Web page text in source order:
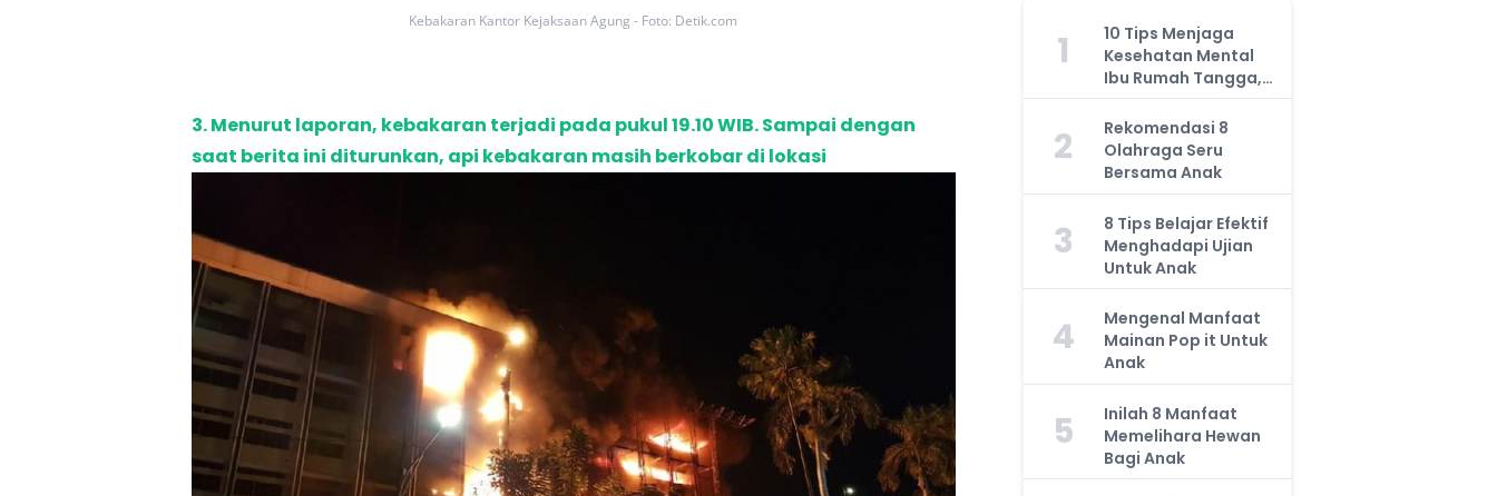
Kebakaran Kantor Kejaksaan Agung - Foto: Detik.com
3. Menurut laporan, kebakaran terjadi pada pukul 19.10 WIB. Sampai dengan
saat berita ini diturunkan, api kebakaran masih berkobar di lokasi
1
10 Tips Menjaga
Kesehatan Mental
Ibu Rumah Tangga,
Jangan Anggap
Remeh!
2
Rekomendasi 8
Olahraga Seru
Bersama Anak
3
8 Tips Belajar Efektif
Menghadapi Ujian
Untuk Anak
4
Mengenal Manfaat
Mainan Pop it Untuk
Anak
5
Inilah 8 Manfaat
Memelihara Hewan
Bagi Anak